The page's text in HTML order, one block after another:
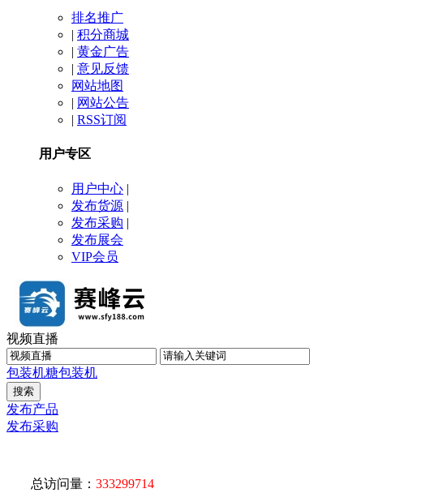
排名推广
| 积分商城
| 黄金广告
| 意见反馈
网站地图
| 网站公告
| RSS订阅
用户专区
用户中心 |
发布货源 |
发布采购 |
发布展会
VIP会员
视频直播
包装机糖包装机
发布产品
发布采购
总访问量： 333299714